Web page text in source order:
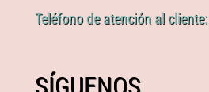
Teléfono de atención al